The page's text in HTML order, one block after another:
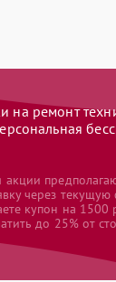
ремонт
акции
через
купон на 1500
до 25% от